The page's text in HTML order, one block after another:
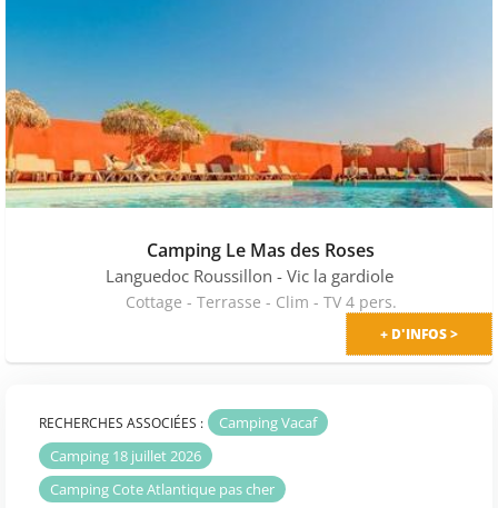
Camping Le Mas des Roses
Languedoc Roussillon - Vic la gardiole
Cottage - Terrasse - Clim - TV 4 pers.
+ D'INFOS >
RECHERCHES ASSOCIÉES :
Camping Vacaf
Camping 18 juillet 2026
Camping Cote Atlantique pas cher